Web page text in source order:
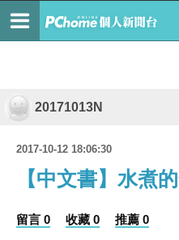
20171013N
2017-10-12 18:06:30
【中文書】水煮
留言 0 收藏 0 推薦 0